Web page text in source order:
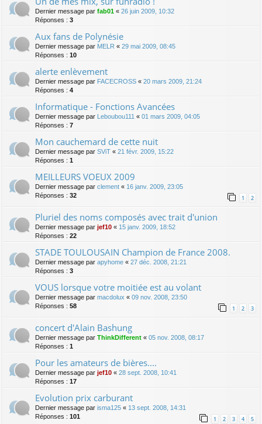
Dernier message par fab01 « 26 juin 2009, 10:32
Réponses : 3
Aux fans de Polynésie
Dernier message par MELR « 29 mai 2009, 08:45
Réponses : 10
alerte enlèvement
Dernier message par FACECROSS « 20 mars 2009, 21:24
Réponses : 4
Informatique - Fonctions Avancées
Dernier message par Leboubou111 « 01 mars 2009, 04:05
Réponses : 7
Mon cauchemard de cette nuit
Dernier message par SViT « 21 févr. 2009, 15:22
Réponses : 1
MEILLEURS VOEUX 2009
Dernier message par clement « 16 janv. 2009, 23:05
Réponses : 32 1 2
Pluriel des noms composés avec trait d'union
Dernier message par jef10 « 15 janv. 2009, 18:52
Réponses : 22
STADE TOULOUSAIN Champion de France 2008.
Dernier message par apyhome « 27 déc. 2008, 21:21
Réponses : 3
VOUS lorsque votre moitiée est au volant
Dernier message par macdolux « 09 nov. 2008, 23:50
Réponses : 58 1 2 3
concert d'Alain Bashung
Dernier message par ThinkDifferent « 05 nov. 2008, 08:17
Réponses : 1
Pour les amateurs de bières....
Dernier message par jef10 « 28 sept. 2008, 10:41
Réponses : 17
Evolution prix carburant
Dernier message par isma125 « 13 sept. 2008, 14:31
Réponses : 101 1 2 3 4 5